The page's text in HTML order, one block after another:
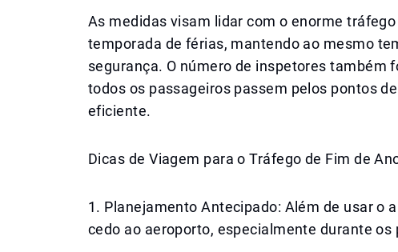
As medidas visam lidar com o enorme
temporada de férias, mantendo ao mesmo
segurança. O número de inspetores também
todos os passageiros passem pelos pontos
eficiente.
Dicas de Viagem para o Tráfego de Fim de
1. Planejamento Antecipado: Além de usar o
cedo ao aeroporto, especialmente durante os